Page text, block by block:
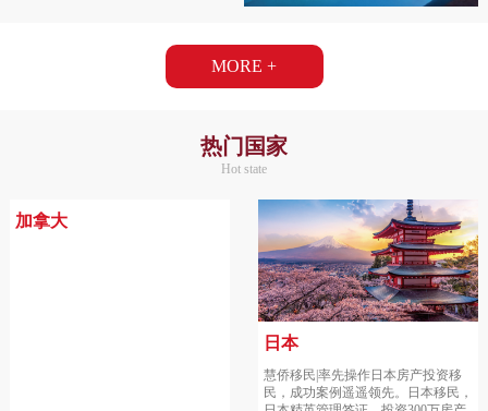
MORE +
热门国家
Hot state
加拿大
日本
慧侨移民|率先操作日本房产投资移
民，成功案例遥遥领先。日本移民，